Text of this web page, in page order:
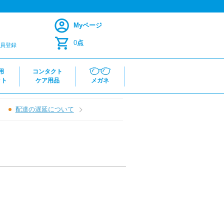
登録
Myページ
0点
コンタクト
ケア用品
メガネ
配達の遅延について